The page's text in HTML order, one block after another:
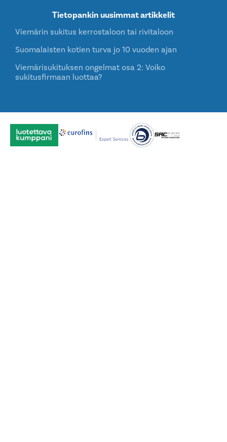
Tietopankin uusimmat artikkelit
Viemärin sukitus kerrostaloon tai rivitaloon
Suomalaisten kotien turva jo 10 vuoden ajan
Viemärisukituksen ongelmat osa 2: Voiko
sukitusfirmaan luottaa?